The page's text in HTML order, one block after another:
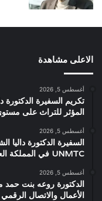
الاعلى مشاهدة
أغسطس 5, 2026
تكريم السفيرة الدكتورة
المؤثر للتراث على مستوى
أغسطس 5, 2026
السفيرة الدكتورة داليا
UNMTC في المملكة العربية السعودية
أغسطس 5, 2026
الدكتورة روعه بنت حمد
الأعمال والاتصال الرقمي